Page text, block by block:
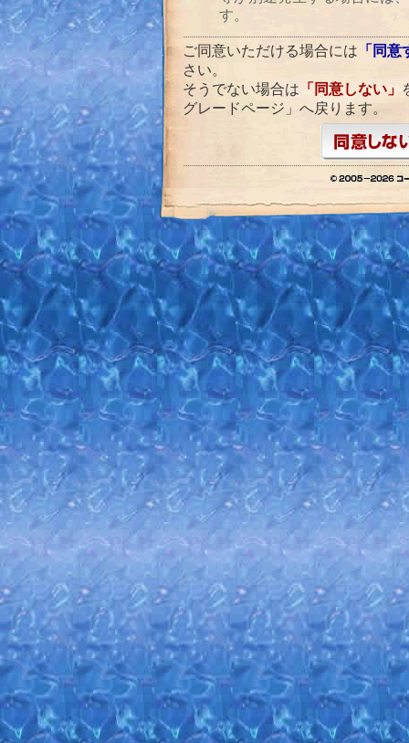
ご同意いただける場合には 「同
さい。
そうでない場合は 「同意しない」
グレードページ」へ戻ります。